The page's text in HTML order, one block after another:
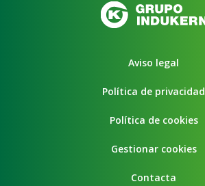
Aviso legal
Política de privacidad
Política de cookies
Gestionar cookies
Contacta